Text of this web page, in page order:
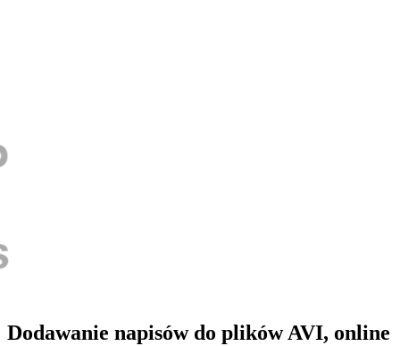
Dodawanie napisów do plików AVI, online